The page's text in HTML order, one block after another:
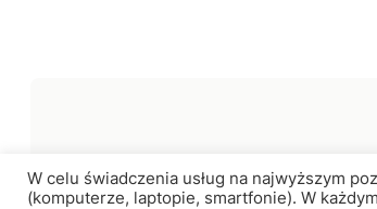
W celu świadczenia usług na najwyższym
(komputerze, laptopie, smartfonie). W